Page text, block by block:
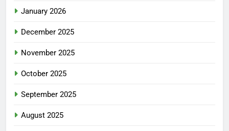
January 2026
December 2025
November 2025
October 2025
September 2025
August 2025